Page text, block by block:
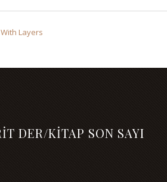
Layers
DER/KİTAP SON SAYI